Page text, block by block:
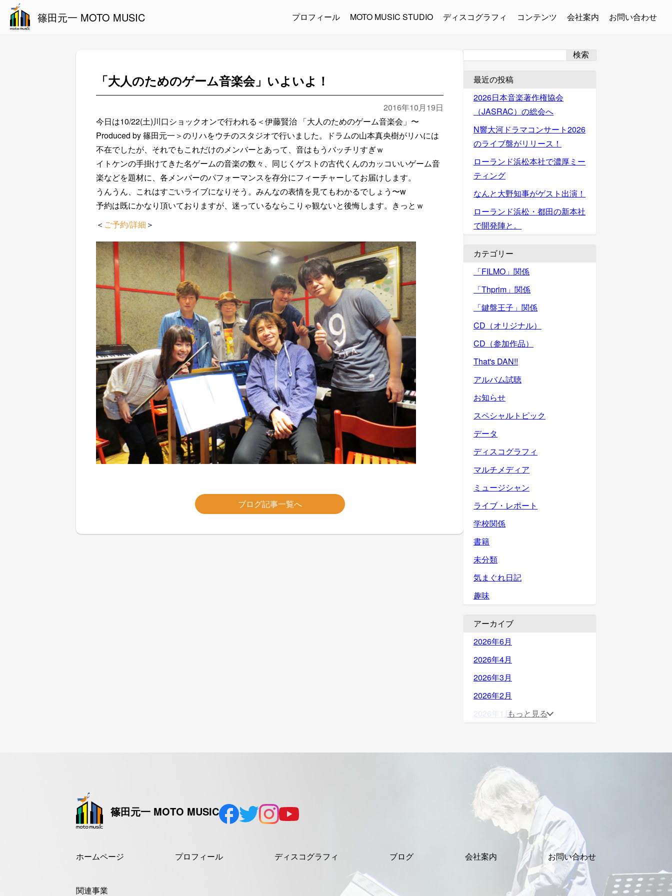
篠田元一 MOTO MUSIC プロフィール MOTO MUSIC STUDIO ディスコグラフィ コンテンツ 会社案内 お問い合わせ
「大人のためのゲーム音楽会」いよいよ！
2016年10月19日
今日は10/22(土)川口ショックオンで行われる＜伊藤賢治 「大人のためのゲーム音楽会」〜
Produced by 篠田元一＞のリハをウチのスタジオで行いました。ドラムの山本真央樹がリハには
不在でしたが、それでもこれだけのメンバーとあって、音はもうバッチリすぎｗ
イトケンの手掛けてきた名ゲームの音楽の数々、同じくゲストの古代くんのカッコいいゲーム音
楽などを題材に、各メンバーのパフォーマンスを存分にフィーチャーしてお届けします。
うんうん、これはすごいライブになりそう。みんなの表情を見てもわかるでしょう〜w
予約は既にかなり頂いておりますが、迷っているならこりゃ観ないと後悔します。きっとｗ
＜ ご予約/詳細 ＞
ブログ記事一覧へ
検索
最近の投稿
2026日本音楽著作権協会
（JASRAC）の総会へ
N響大河ドラマコンサート2026
のライブ盤がリリース！
ローランド浜松本社で濃厚ミー
ティング
なんと大野知事がゲスト出演！
ローランド浜松・都田の新本社
で開発陣と。
カテゴリー
「FILMO」関係
「Thprim」関係
「鍵盤王子」関係
CD（オリジナル）
CD（参加作品）
That's DAN!!
アルバム試聴
お知らせ
スペシャルトピック
データ
ディスコグラフィ
マルチメディア
ミュージシャン
ライブ・レポート
学校関係
書籍
未分類
気まぐれ日記
趣味
アーカイブ
2026年6月
2026年4月
2026年3月
2026年2月
2026年1月
2025年10月
2025年9月
2025年8月
2025年7月
2025年5月
2025年3月
もっと見る
篠田元一 MOTO MUSIC
ホームページ プロフィール ディスコグラフィ ブログ 会社案内 お問い合わせ
関連事業